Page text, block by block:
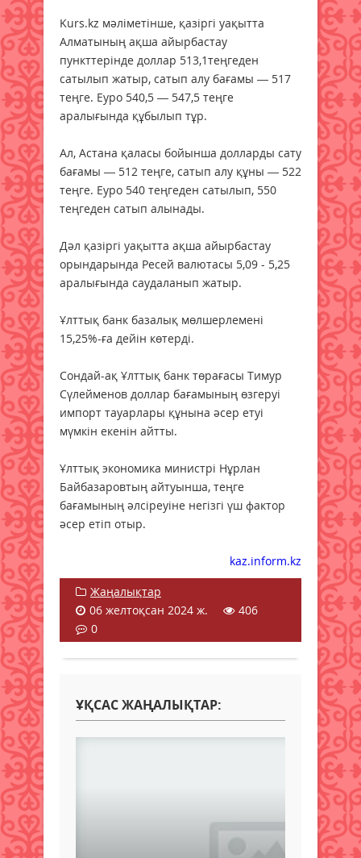
Kurs.kz мәліметінше, қазіргі уақытта
Алматының ақша айырбастау
пункттерінде доллар 513,1теңгеден
сатылып жатыр, сатып алу бағамы — 517
теңге. Еуро 540,5 — 547,5 теңге
аралығында құбылып тұр.
Ал, Астана қаласы бойынша долларды сату
бағамы — 512 теңге, сатып алу құны — 522
теңге. Еуро 540 теңгеден сатылып, 550
теңгеден сатып алынады.
Дәл қазіргі уақытта ақша айырбастау
орындарында Ресей валютасы 5,09 - 5,25
аралығында саудаланып жатыр.
Ұлттық банк базалық мөлшерлемені
15,25%-ға дейін көтерді.
Сондай-ақ Ұлттық банк төрағасы Тимур
Сүлейменов доллар бағамының өзгеруі
импорт тауарлары құнына әсер етуі
мүмкін екенін айтты.
Ұлттық экономика министрі Нұрлан
Байбазаровтың айтуынша, теңге
бағамының әлсіреуіне негізгі үш фактор
әсер етіп отыр.
kaz.inform.kz
Жаңалықтар
06 желтоқсан 2024 ж.
406
0
ҰҚСАС ЖАҢАЛЫҚТАР: